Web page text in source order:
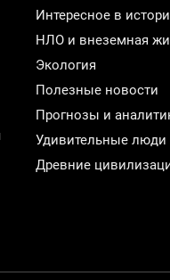
Интересное в
НЛО и внеземная
Экология
Полезные новости
Прогнозы и
Удивительные люди
Древние